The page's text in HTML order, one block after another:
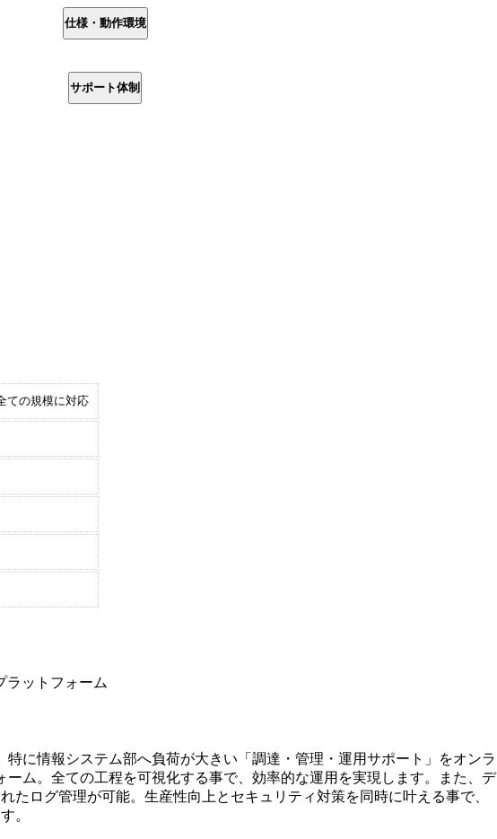
仕様・動作環境
サポート体制
ての規模に対応
ラットフォーム
特に情報システム部へ負荷が大きい「調達・管理・運用サポート」をオンラ
ム。全ての工程を可視化する事で、効率的な運用を実現します。また、デ
たログ管理が可能。生産性向上とセキュリティ対策を同時に叶える事で、
。